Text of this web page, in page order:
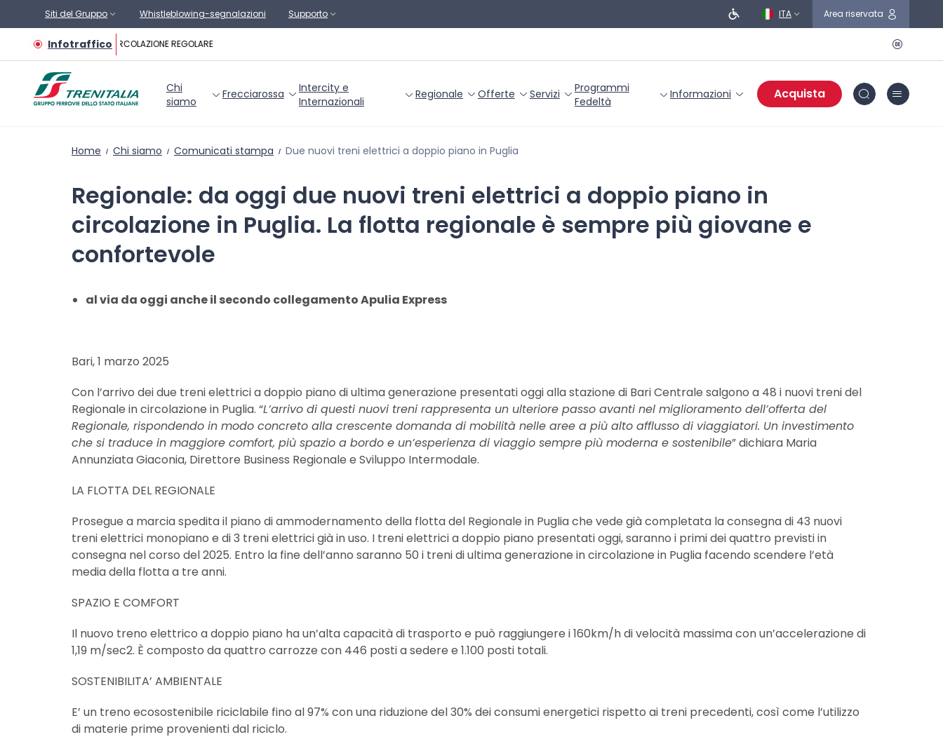
Vai al contenuto principale
Siti del Gruppo Whistleblowing-segnalazioni Supporto ITA Area riservata
InfotrafficoCIRCOLAZIONE REGOLARE
Chi
siamo
Frecciarossa
Intercity e
Internazionali
Regionale Offerte Servizi
Programmi
Fedeltà
Informazioni Acquista
Home Chi siamo Comunicati stampa Due nuovi treni elettrici a doppio piano in Puglia
Regionale: da oggi due nuovi treni elettrici a doppio piano in
circolazione in Puglia. La flotta regionale è sempre più giovane e
confortevole
al via da oggi anche il secondo collegamento Apulia Express
Bari, 1 marzo 2025
Con l’arrivo dei due treni elettrici a doppio piano di ultima generazione presentati oggi alla stazione di Bari Centrale salgono a 48 i nuovi treni del
Regionale in circolazione in Puglia. “L’arrivo di questi nuovi treni rappresenta un ulteriore passo avanti nel miglioramento dell’offerta del
Regionale, rispondendo in modo concreto alla crescente domanda di mobilità nelle aree a più alto afflusso di viaggiatori. Un investimento
che si traduce in maggiore comfort, più spazio a bordo e un’esperienza di viaggio sempre più moderna e sostenibile” dichiara Maria
Annunziata Giaconia, Direttore Business Regionale e Sviluppo Intermodale.
LA FLOTTA DEL REGIONALE
Prosegue a marcia spedita il piano di ammodernamento della flotta del Regionale in Puglia che vede già completata la consegna di 43 nuovi
treni elettrici monopiano e di 3 treni elettrici già in uso. I treni elettrici a doppio piano presentati oggi, saranno i primi dei quattro previsti in
consegna nel corso del 2025. Entro la fine dell’anno saranno 50 i treni di ultima generazione in circolazione in Puglia facendo scendere l’età
media della flotta a tre anni.
SPAZIO E COMFORT
Il nuovo treno elettrico a doppio piano ha un’alta capacità di trasporto e può raggiungere i 160km/h di velocità massima con un’accelerazione di
1,19 m/sec2. È composto da quattro carrozze con 446 posti a sedere e 1.100 posti totali.
SOSTENIBILITA’ AMBIENTALE
E’ un treno ecosostenibile riciclabile fino al 97% con una riduzione del 30% dei consumi energetici rispetto ai treni precedenti, così come l’utilizzo
di materie prime provenienti dal riciclo.